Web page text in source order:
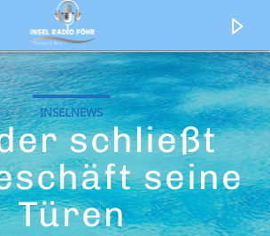
INSELNEWS
schließt
seine
Türen